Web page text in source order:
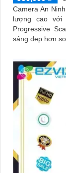
Camera An
lượng cao với
Progressive
sáng đẹp hơn